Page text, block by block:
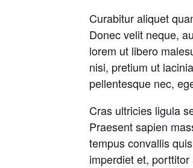
Curabitur aliquet
Donec velit neque,
lorem ut libero
nisi, pretium ut
pellentesque nec,
Cras ultricies ligula
Praesent sapien
tempus convallis
imperdiet et,